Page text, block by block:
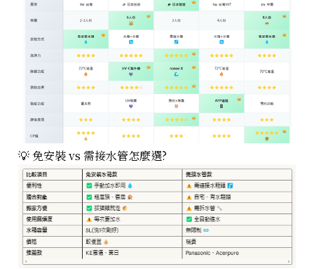
💡 免安裝 vs 需接水管怎麼選?